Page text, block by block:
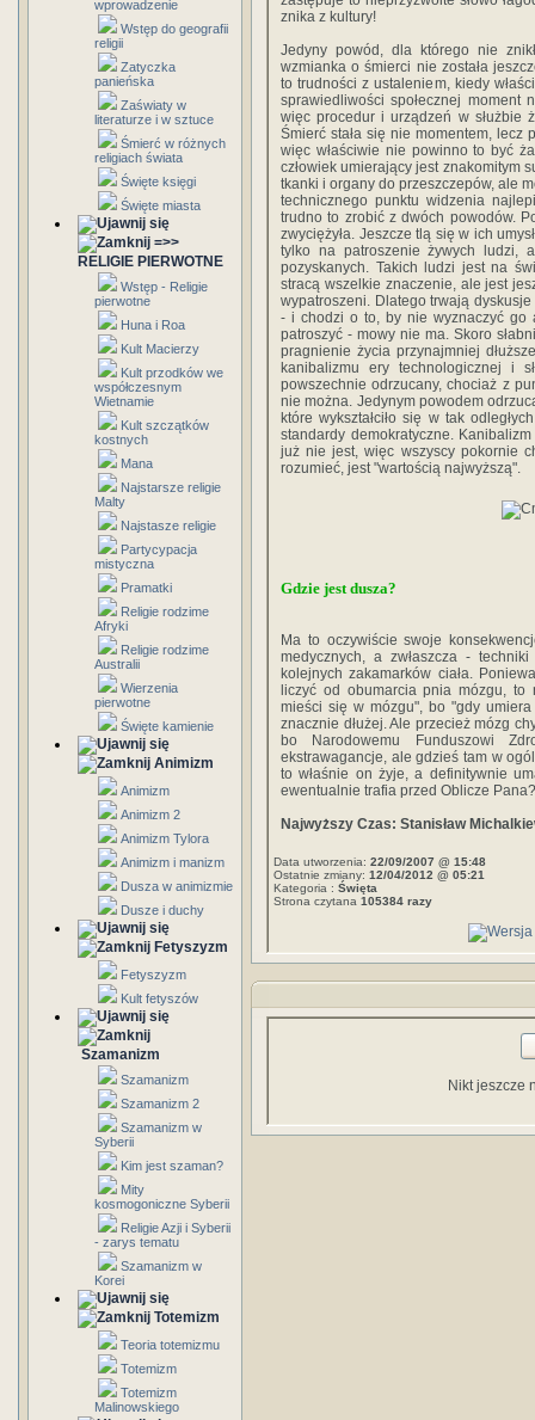
wprowadzenie
Wstęp do geografii
religii
Zatyczka
panieńska
Zaświaty w
literaturze i w sztuce
Śmierć w różnych
religiach świata
Święte księgi
Święte miasta
=>>
RELIGIE PIERWOTNE
Wstęp - Religie
pierwotne
Huna i Roa
Kult Macierzy
Kult przodków we
współczesnym
Wietnamie
Kult szczątków
kostnych
Mana
Najstarsze religie
Malty
Najstasze religie
Partycypacja
mistyczna
Pramatki
Religie rodzime
Afryki
Religie rodzime
Australii
Wierzenia
pierwotne
Święte kamienie
Animizm
Animizm
Animizm 2
Animizm Tylora
Animizm i manizm
Dusza w animizmie
Dusze i duchy
Fetyszyzm
Fetyszyzm
Kult fetyszów
Szamanizm
Szamanizm
Szamanizm 2
Szamanizm w
Syberii
Kim jest szaman?
Mity
kosmogoniczne Syberii
Religie Azji i Syberii
- zarys tematu
Szamanizm w
Korei
Totemizm
Teoria totemizmu
Totemizm
Totemizm
Malinowskiego
znika z kultury!
Jedyny powód, dla którego nie
wzmianka o śmierci nie została
to trudności z ustaleniem, kiedy
sprawiedliwości społecznej moment
więc procedur i urządzeń w służbie
Śmierć stała się nie momentem, lecz
więc właściwie nie powinno to być
człowiek umierający jest znakomitym
tkanki i organy do przeszczepów, ale
technicznego punktu widzenia
trudno to zrobić z dwóch powodów.
zwyciężyła. Jeszcze tlą się w ich
tylko na patroszenie żywych ludzi,
pozyskanych. Takich ludzi jest na
stracą wszelkie znaczenie, ale jest
wypatroszeni. Dlatego trwają
- i chodzi o to, by nie wyznaczyć go
patroszyć - mowy nie ma. Skoro
pragnienie życia przynajmniej
kanibalizmu ery technologicznej i
powszechnie odrzucany, chociaż z
nie można. Jedynym powodem
które wykształciło się w tak
standardy demokratyczne.
już nie jest, więc wszyscy pokornie
rozumieć, jest "wartością najwyższą".
Gdzie jest dusza?
Ma to oczywiście swoje
medycznych, a zwłaszcza -
kolejnych zakamarków ciała.
liczyć od obumarcia pnia mózgu, to
mieści się w mózgu", bo "gdy
znacznie dłużej. Ale przecież mózg
bo Narodowemu Funduszowi
ekstrawagancje, ale gdzieś tam w
to właśnie on żyje, a definitywnie
ewentualnie trafia przed Oblicze Pana?
Najwyższy Czas: Stanisław
Data utworzenia: 22/09/2007 @ 15:48
Ostatnie zmiany: 12/04/2012 @ 05:21
Kategoria : Święta
Strona czytana 105384 razy
Nikt jeszcze